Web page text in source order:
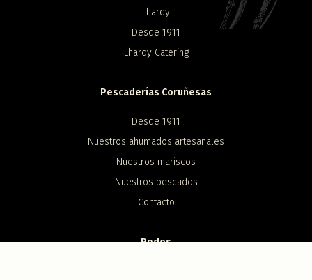
Lhardy
Desde 1911
Lhardy Catering
Pescaderías Coruñesas
Desde 1911
Nuestros ahumados artesanales
Nuestros mariscos
Nuestros pescados
Contacto
Redes